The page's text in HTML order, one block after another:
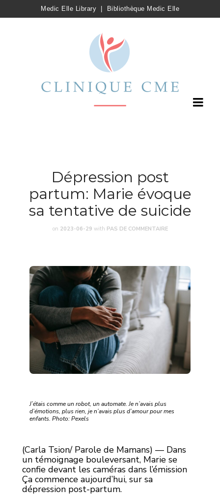
Medic Elle Library Bibliothèque Medic Elle
Dépression post
partum: Marie évoque
sa tentative de suicide
on 2023-06-29 with PAS DE COMMENTAIRE
J’étais comme un robot, un automate. Je n’avais plus
d’émotions, plus rien, je n’avais plus d’amour pour mes
enfants. Photo: Pexels
(Carla Tsion/ Parole de Mamans) — Dans
un témoignage bouleversant, Marie se
confie devant les caméras dans l’émission
Ça commence aujourd’hui, sur sa
dépression post-partum.